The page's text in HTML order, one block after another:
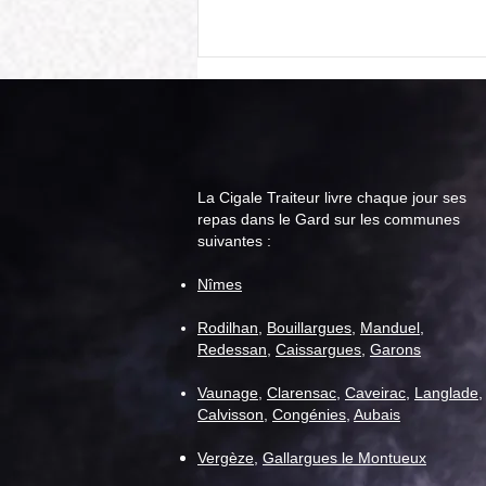
senior" pour la semaine du 11
La Cigale Traiteur livre chaque jour ses
repas dans le Gard sur les communes
suivantes :
Nîmes
Rodilhan Bouillargues Manduel
Redessan Caissargues Garons
Vaunage Clarensac Caveirac Langlade
Calvisson Congénies Aubais
Vergèze Gallargues le Montueux